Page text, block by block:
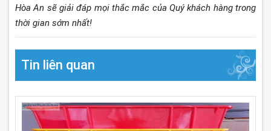
Hòa An sẽ giải đáp mọi thắc mắc của Quý khách hàng trong
thời gian sớm nhất!
Tin liên quan